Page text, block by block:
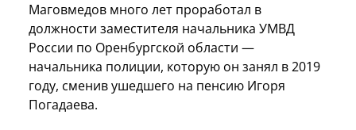
Маговмедов много лет проработал в
должности заместителя начальника УМВД
России по Оренбургской области —
начальника полиции, которую он занял в 2019
году, сменив ушедшего на пенсию Игоря
Погадаева.